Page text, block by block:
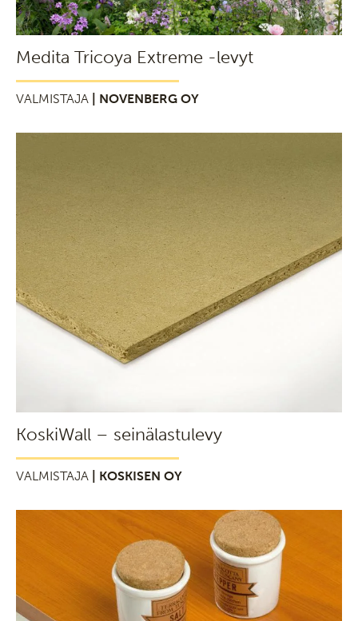
Medita Tricoya Extreme -levyt
VALMISTAJA | NOVENBERG OY
KoskiWall – seinälastulevy
VALMISTAJA | KOSKISEN OY